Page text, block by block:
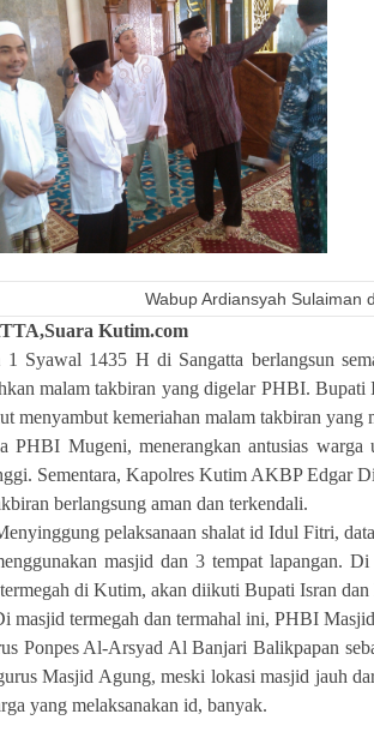
Wabup Ardiansyah Sulaiman
Kutim.com
Syawal 1435 H di Sangatta berlangsun
malam takbiran yang digelar PHBI. Bupati
menyambut kemeriahan malam takbiran yang
Mugeni, menerangkan antusias warga
Sementara, Kapolres Kutim AKBP Edgar
berlangsung aman dan terkendali.
pelaksanaan shalat id Idul Fitri, data
masjid dan 3 tempat lapangan.
di Kutim, akan diikuti Bupati Isran dan
termegah dan termahal ini, PHBI Masjid
Ponpes Al-Arsyad Al Banjari Balikpapan
Masjid Agung, meski lokasi masjid jauh
yang melaksanakan id, banyak.